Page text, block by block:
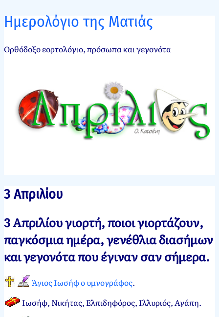
Ημερολόγιο της Ματιάς
Ορθόδοξο εορτολόγιο, πρόσωπα και γεγονότα
3 Απριλίου
Νεκτάριος
Παπασπύρου
3
Απριλίου,
20123
Απριλίου,
2025
3 Απριλίου γιορτή, ποιοι γιορτάζουν,
παγκόσμια ημέρα, γενέθλια διασήμων
και γεγονότα που έγιναν σαν σήμερα.
Άγιος Ιωσήφ ο υμνογράφος.
Ιωσήφ, Νικήτας, Ελπιδηφόρος, Ιλλυριός, Αγάπη.